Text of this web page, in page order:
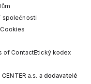
společnosti
Cookies
of ContactEtický kodex
a.s. a dodavatelé